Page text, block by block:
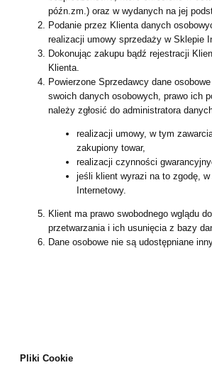
późn.zm.) oraz w wydanych na jej
Podanie przez Klienta danych
realizacji umowy sprzedaży w Sklepie
Dokonując zakupu bądź rejestracji
Klienta.
Powierzone Sprzedawcy dane
swoich danych osobowych, prawo ich
należy zgłosić do administratora
realizacji umowy, w tym
zakupiony towar,
realizacji czynności
jeśli klient wyrazi na to zgodę,
Internetowy.
Klient ma prawo swobodnego wglądu
przetwarzania i ich usunięcia z bazy
Dane osobowe nie są udostępniane
Pliki Cookie